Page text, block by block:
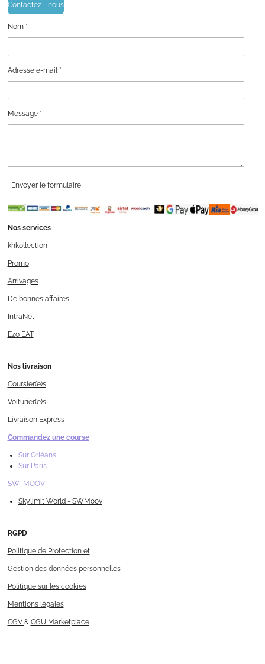
Contactez - nous
Nom *
Adresse e-mail *
Message *
Envoyer le formulaire
Nos services
khkollection
Promo
Arrivages
De bonnes affaires
IntraNet
Ezo EAT
Nos livraison
Coursier(e)s
Voiturier(e)s
Livraison Express
Commandez une course
Sur Orléans
Sur Paris
SW MOOV
Skylimit World - SWMoov
RGPD
Politique de Protection et
Gestion des données personnelles
Politique sur les cookies
Mentions légales
CGV & CGU Marketplace